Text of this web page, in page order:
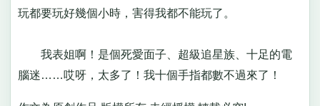
玩都要玩好幾個小時，害得我都不能玩了。
我表姐啊！是個死愛面子、超級追星族、十足的電
腦迷……哎呀，太多了！我十個手指都數不過來了！